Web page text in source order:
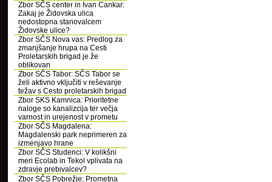
Zbor SČS center in Ivan Cankar:
Zakaj je Židovska ulica
nedostopna stanovalcem
Židovske ulice?
Zbor SČS Nova vas: Predlog za
zmanjšanje hrupa na Cesti
Proletarskih brigad je že
oblikovan
Zbor SČS Tabor: SČS Tabor se
želi aktivno vključiti v reševanje
težav s Cesto proletarskih brigad
Zbor SKS Kamnica: Prioritetne
naloge so kanalizcija ter večja
varnost in urejenost v prometu
Zbor SČS Magdalena:
Magdalenski park neprimeren za
izmenjavo hrane
Zbor SČS Studenci: V kolikšni
meri Ecolab in Tekol vplivata na
zdravje prebivalcev?
Zbor SČS Pobrežje: Prometna